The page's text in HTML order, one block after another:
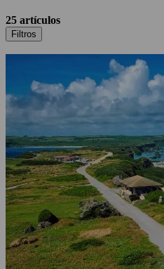
25 artículos
Filtros